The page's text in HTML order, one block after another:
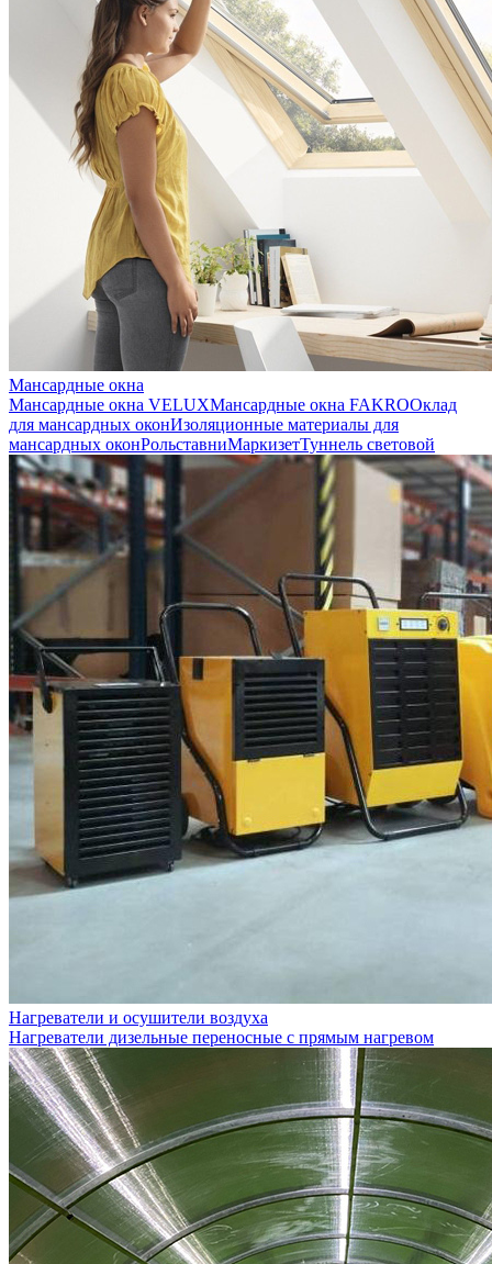
Мансардные окна
Мансардные окна VELUXМансардные окна FAKROОклад
для мансардных оконИзоляционные материалы для
мансардных оконРольставниМаркизетТуннель световой
Нагреватели и осушители воздуха
Нагреватели дизельные переносные с прямым нагревом